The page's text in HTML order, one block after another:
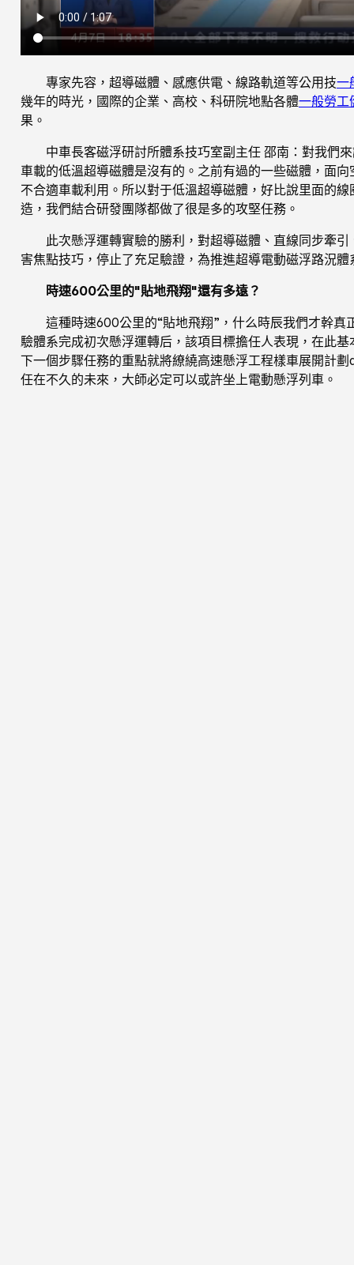
專家先容，超導磁體、感應供電、線路軌道等公用技一
幾年的時光，國際的企業、高校、科研院地點各體一般勞工
果。
中車長客磁浮研討所體系技巧室副主任 邵南：對我們
車載的低溫超導磁體是沒有的。之前有過的一些磁體，面
不合適車載利用。所以對于低溫超導磁體，好比說里面的
造，我們結合研發團隊都做了很是多的攻堅任務。
此次懸浮運轉實驗的勝利，對超導磁體、直線同步牽
害焦點技巧，停止了充足驗證，為推進超導電動磁浮路況
時速600公里的"貼地飛翔"還有多遠？
這種時速600公里的“貼地飛翔”，什么時辰我們才幹
驗體系完成初次懸浮運轉后，該項目標擔任人表現，在此
下一個步驟任務的重點就將繚繞高速懸浮工程樣車展開計
任在不久的未來，大師必定可以或許坐上電動懸浮列車。